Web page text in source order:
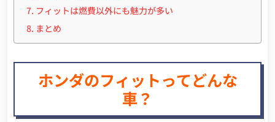
フィットは燃費以外にも魅力が多い
まとめ
ホンダのフィットってどんな
車？